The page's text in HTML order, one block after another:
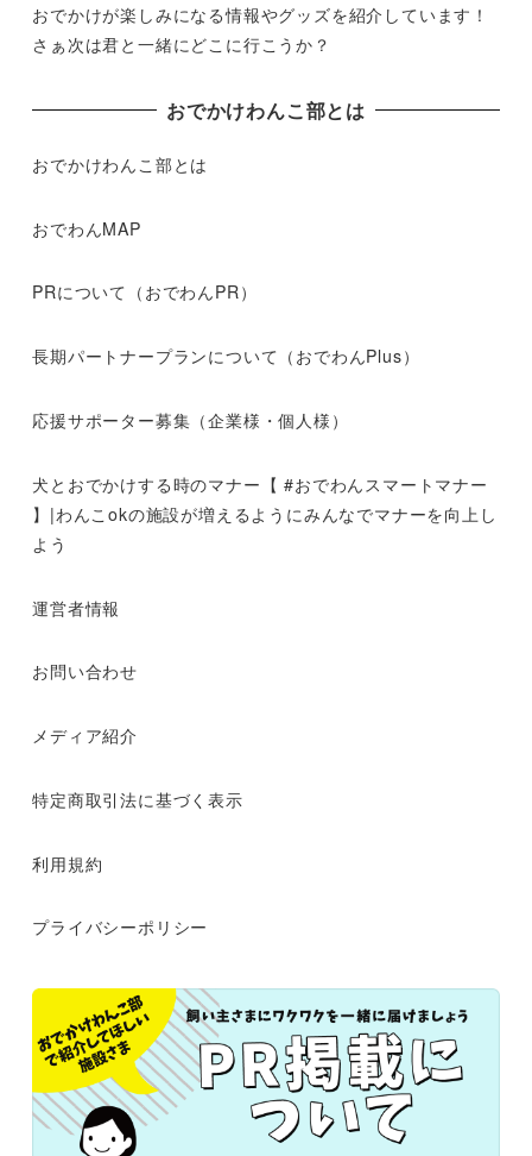
おでかけが楽しみになる情報やグッズを紹介しています！
さぁ次は君と一緒にどこに行こうか？
おでかけわんこ部とは
おでかけわんこ部とは
おでわんMAP
PRについて（おでわんPR）
長期パートナープランについて（おでわんPlus）
応援サポーター募集（企業様・個人様）
犬とおでかけする時のマナー【 #おでわんスマートマナー
】|わんこokの施設が増えるようにみんなでマナーを向上し
よう
運営者情報
お問い合わせ
メディア紹介
特定商取引法に基づく表示
利用規約
プライバシーポリシー